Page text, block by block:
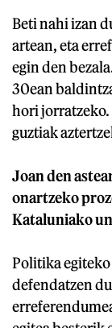
Beti nahi izan
artean, eta
egin den
30ean
hori jorratzeko.
guztiak
Joan den
onartzeko
Kataluniako
Politika
defendatzen